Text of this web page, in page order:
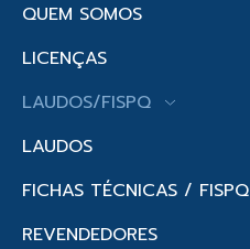
QUEM SOMOS
LICENÇAS
LAUDOS/FISPQ
LAUDOS
FICHAS TÉCNICAS / FISPQ
REVENDEDORES